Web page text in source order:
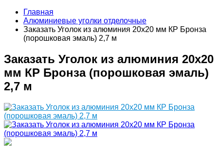
Главная
Алюминиевые уголки отделочные
Заказать Уголок из алюминия 20х20 мм КР Бронза
(порошковая эмаль) 2,7 м
Заказать Уголок из алюминия 20х20
мм КР Бронза (порошковая эмаль)
2,7 м